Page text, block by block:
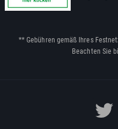
** Gebühren gemäß Ihres
Beachten Sie